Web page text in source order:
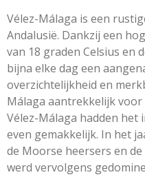
Vélez-Málaga is een
Andalusië. Dankzij een
van 18 graden Celsius en
bijna elke dag een
overzichtelijkheid en
Málaga aantrekkelijk
Vélez-Málaga hadden het
even gemakkelijk. In het
de Moorse heersers en
werd vervolgens